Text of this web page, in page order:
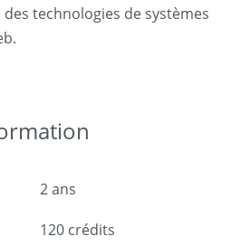
technologies de systèmes
2 ans
120 crédits